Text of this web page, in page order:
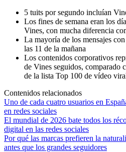
5 tuits por segundo incluían
Los fines de semana eran los
Vines, con mucha diferencia
La mayoría de los mensajes
las 11 de la mañana
Los contenidos corporativos
de Vines seguidos, comparado
de la lista Top 100 de vídeo
Contenidos relacionados
Uno de cada cuatro usuarios en
en redes sociales
El mundial de 2026 bate todos los
digital en las redes sociales
Por qué las marcas prefieren la
antes que los grandes seguidores